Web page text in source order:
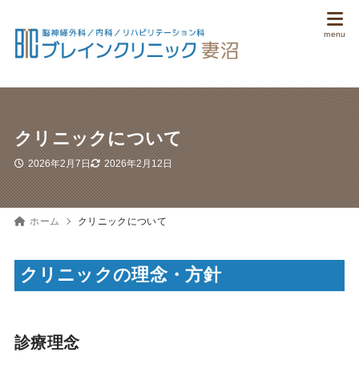
クリニックについて
2026年2月7日 2026年2月12日
ホーム クリニックについて
クリニックの理念・方針
診療理念